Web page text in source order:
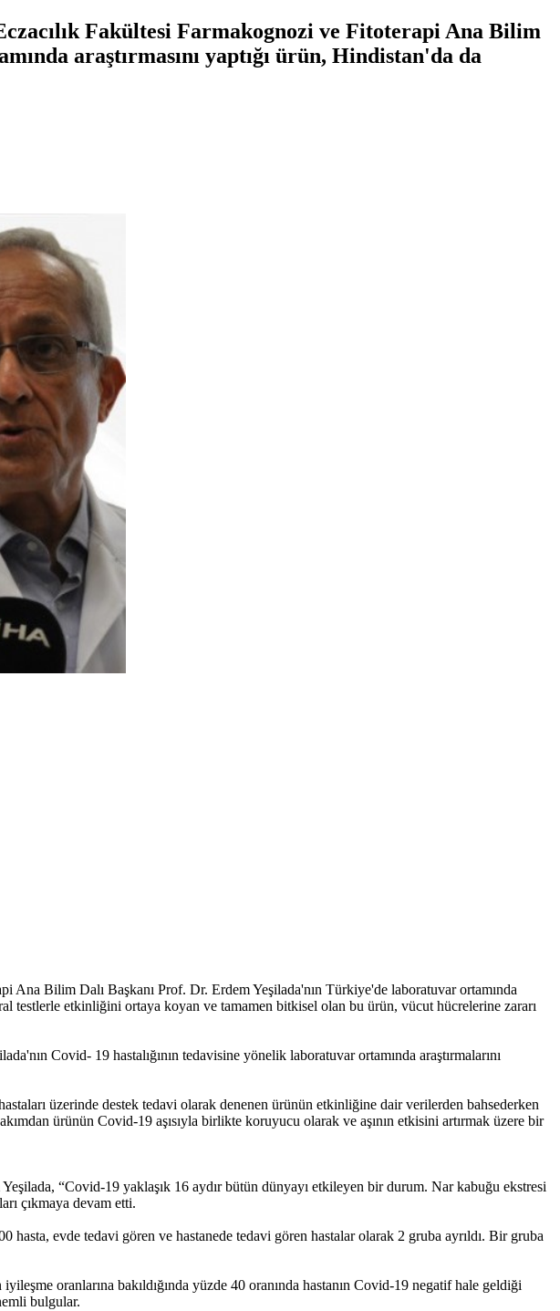
Fakültesi Farmakognozi ve Fitoterapi Ana Bilim
araştırmasını yaptığı ürün, Hindistan'da da
Ana Bilim Dalı Başkanı Prof. Dr. Erdem Yeşilada'nın Türkiye'de laboratuvar ortamında
testlerle etkinliğini ortaya koyan ve tamamen bitkisel olan bu ürün, vücut hücrelerine zararı
Covid- 19 hastalığının tedavisine yönelik laboratuvar ortamında araştırmalarını
üzerinde destek tedavi olarak denenen ürünün etkinliğine dair verilerden bahsederken
ürünün Covid-19 aşısıyla birlikte koruyucu olarak ve aşının etkisini artırmak üzere bir
“Covid-19 yaklaşık 16 aydır bütün dünyayı etkileyen bir durum. Nar kabuğu ekstresi
çıkmaya devam etti.
evde tedavi gören ve hastanede tedavi gören hastalar olarak 2 gruba ayrıldı. Bir gruba
oranlarına bakıldığında yüzde 40 oranında hastanın Covid-19 negatif hale geldiği
bulgular.